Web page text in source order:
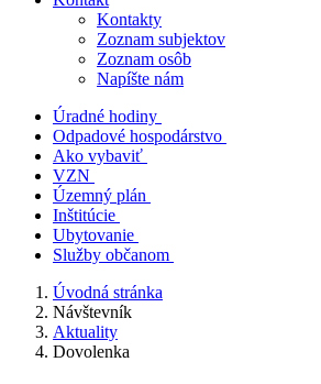
Kontakty
Zoznam subjektov
Zoznam osôb
Napíšte nám
Úradné hodiny
Odpadové hospodárstvo
Ako vybaviť
VZN
Územný plán
Inštitúcie
Ubytovanie
Služby občanom
Úvodná stránka
Návštevník
Aktuality
Dovolenka